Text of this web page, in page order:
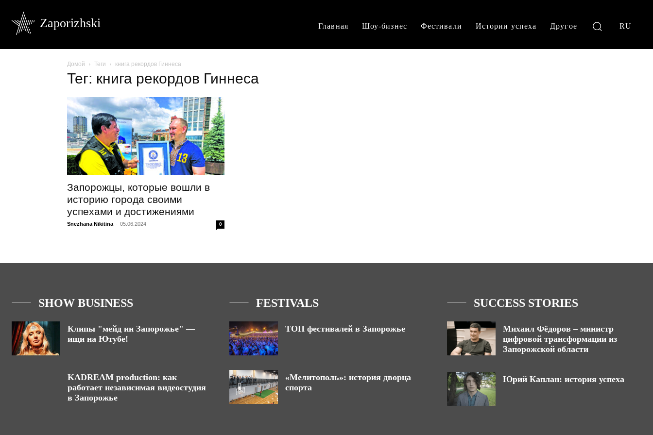
Zaporizhski Главная Шоу-бизнес Фестивали Истории успеха Другое RU
Домой Теги книга рекордов Гиннеса
Тег: книга рекордов Гиннеса
Запорожцы, которые вошли в
историю города своими
успехами и достижениями
Snezhana Nikitina - 05.06.2024 0
SHOW BUSINESS
Клипы "мейд ин Запорожье" —
ищи на Ютубе!
KADREAM production: как
работает независимая видеостудия
в Запорожье
FESTIVALS
ТОП фестивалей в Запорожье
«Мелитополь»: история дворца
спорта
SUCCESS STORIES
Михаил Фёдоров – министр
цифровой трансформации из
Запорожской области
Юрий Каплан: история успеха